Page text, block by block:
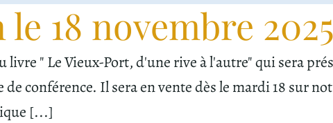
18 novembre 2025
" Le Vieux-Port, d'une rive à l'autre" qui sera
conférence. Il sera en vente dès le mardi 18 sur
[...]